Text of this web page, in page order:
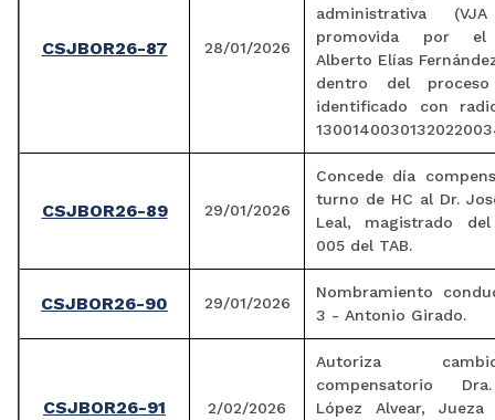
CSJBOR26-87 28/01/2026
administrativa
promovida por el
Alberto Elías
dentro del proceso
identificado con
CSJBOR26-89 29/01/2026
Concede día
turno de HC al Dr.
Leal, magistrado del
005 del TAB.
CSJBOR26-90 29/01/2026
Nombramiento
3 - Antonio Girado.
CSJBOR26-91 2/02/2026
Autoriza
compensatorio
López Alvear, Jueza